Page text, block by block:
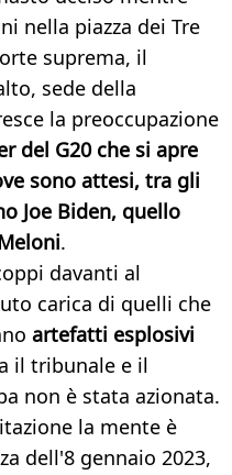
nella piazza dei Tre
suprema, il
sede della
la preoccupazione
del G20 che si apre
sono attesi, tra gli
Joe Biden, quello
.
davanti al
carica di quelli che
artefatti esplosivi
il tribunale e il
non è stata azionata.
la mente è
dell'8 gennaio 2023,